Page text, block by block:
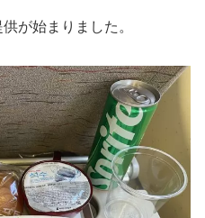
が始まりました。